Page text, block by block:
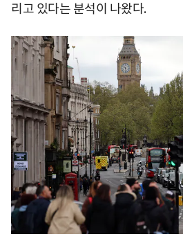
리고 있다는 분석이 나왔다.